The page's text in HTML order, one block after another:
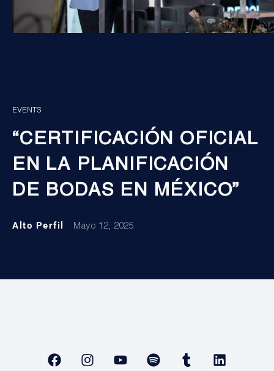
EVENTS
“CERTIFICACIÓN OFICIAL
EN LA PLANIFICACIÓN
DE BODAS EN MÉXICO”
Alto Perfil Mayo 12, 2025